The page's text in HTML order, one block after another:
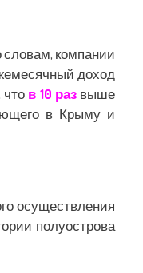
компании
доход
что в 10 раз выше
в Крыму и
осуществления
полуострова